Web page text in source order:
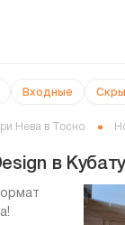
Входные
Нева в Тосно
в